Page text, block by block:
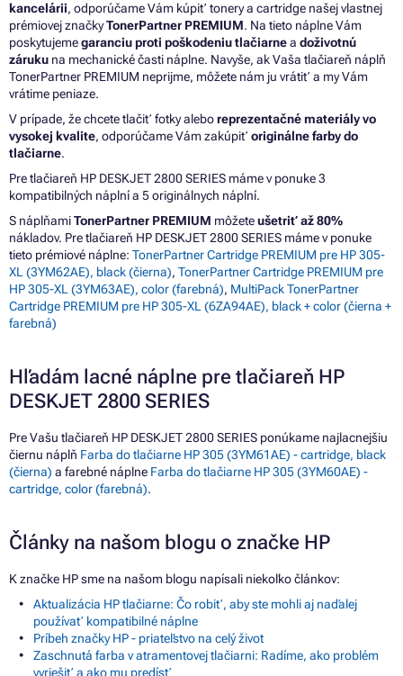
kancelárii, odporúčame Vám kúpiť tonery a cartridge našej vlastnej
prémiovej značkyTonerPartner PREMIUM. Na tieto náplne Vám
poskytujemegaranciu proti poškodeniu tlačiarnea doživotnú
záruku na mechanické časti náplne. Navyše, ak Vaša tlačiareň náplň
TonerPartner PREMIUM neprijme, môžete nám ju vrátiť a my Vám
vrátime peniaze.
V prípade, že chcete tlačiť fotky aleboreprezentačné materiály vo
vysokej kvalite, odporúčame Vám zakúpiť originálne farby do
tlačiarne.
Pre tlačiareň HP DESKJET 2800 SERIES máme v ponuke 3
kompatibilných náplní a 5 originálnych náplní.
S náplňamiTonerPartner PREMIUM môžeteušetriť až 80%
nákladov. Pre tlačiareň HP DESKJET 2800 SERIES máme v ponuke
tieto prémiové náplne: TonerPartner Cartridge PREMIUM pre HP 305-
XL (3YM62AE), black (čierna), TonerPartner Cartridge PREMIUM pre
HP 305-XL (3YM63AE), color (farebná), MultiPack TonerPartner
Cartridge PREMIUM pre HP 305-XL (6ZA94AE), black + color (čierna +
farebná)
Hľadám lacné náplne pre tlačiareň HP
DESKJET 2800 SERIES
Pre Vašu tlačiareň HP DESKJET 2800 SERIES ponúkame najlacnejšiu
čiernu náplň Farba do tlačiarne HP 305 (3YM61AE) - cartridge, black
(čierna) a farebné náplne Farba do tlačiarne HP 305 (3YM60AE) -
cartridge, color (farebná).
Články na našom blogu o značke HP
K značke HP sme na našom blogu napísali niekoľko článkov:
Aktualizácia HP tlačiarne: Čo robiť, aby ste mohli aj naďalej
používať kompatibilné náplne
Príbeh značky HP - priateľstvo na celý život
Zaschnutá farba v atramentovej tlačiarni: Radíme, ako problém
vyriešiť a ako mu predísť